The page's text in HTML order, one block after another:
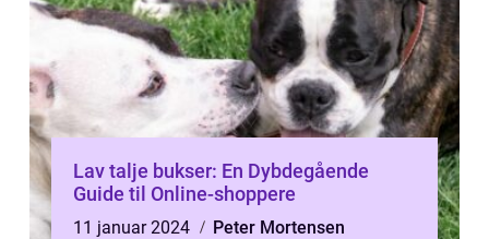
Lav talje bukser: En Dybdegående
Guide til Online-shoppere
11 januar 2024
Peter Mortensen